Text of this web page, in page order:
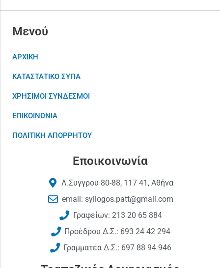
Μενού
ΑΡΧΙΚΗ
ΚΑΤΑΣΤΑΤΙΚΟ ΣΥΠΑ
ΧΡΗΣΙΜΟΙ ΣΥΝΔΕΣΜΟΙ
ΕΠΙΚΟΙΝΩΝΙΑ
ΠΟΛΙΤΙΚΗ ΑΠΟΡΡΗΤΟΥ
Εποικοινωνία
Λ.Συγγρου 80-88, 117 41, Αθήνα
email: syllogos.patt@gmail.com
Γραφείων: 213 20 65 884
Προέδρου Δ.Σ.: 693 24 42 294
Γραμματέα Δ.Σ.: 697 88 94 946